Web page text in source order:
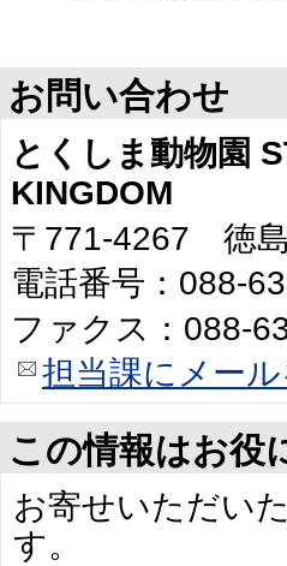
お問い合わせ
とくしま動物園
KINGDOM
〒771-4267 徳
電話番号：088-
ファクス：088-
担当課にメー
この情報はお役
お寄せいただい
す。